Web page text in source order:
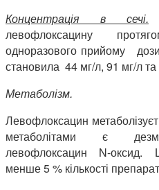
Концентрація в сечі.
левофлоксацину
одноразового прийому
становила 44 мг/л, 91 мг/л
Метаболізм.
Левофлоксацин
метаболітами є
левофлоксацин N-оксид.
менше 5 % кількості